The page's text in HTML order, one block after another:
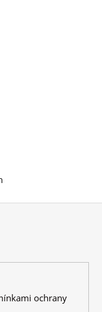
ochrany